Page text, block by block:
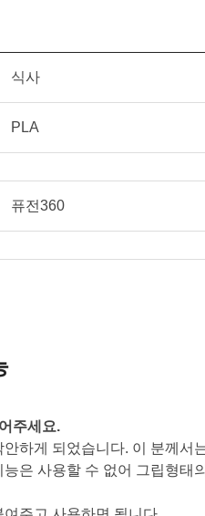
조정“ 버튼을 눌러주세요.
식사
PLA
퓨전360
주세요.
하게 되었습니다. 이 분께
은 사용할 수 없어 그립형태